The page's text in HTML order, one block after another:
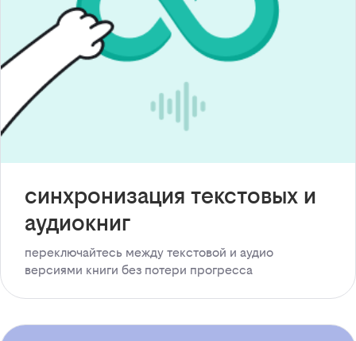
синхронизация текстовых и
аудиокниг
переключайтесь между текстовой и аудио
версиями книги без потери прогресса